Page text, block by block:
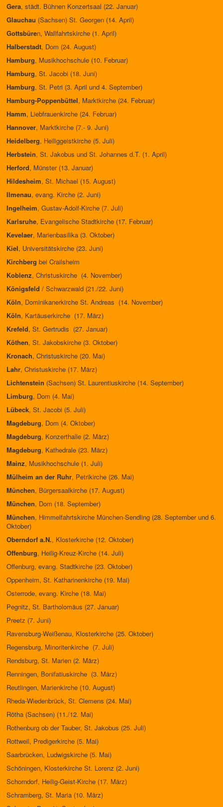
Gera, städt. Bühnen Konzertsaal (22. Januar)
Glauchau (Sachsen) St. Georgen (14. April)
Gottsbüren, Wallfahrtskirche (1. April)
Halberstadt, Dom (24. August)
Hamburg, Musikhochschule (10. Februar)
Hamburg, St. Jacobi (18. Juni)
Hamburg, St. Petri (3. April und 4. September)
Hamburg-Poppenbüttel, Marktkirche (24. Februar)
Hamm, Liebfrauenkirche (24. Februar)
Hannover, Marktkirche (7.- 9. Juni)
Heidelberg, Heiliggeistkirche (5. Juli)
Herbstein, St. Jakobus und St. Johannes d.T. (1. April)
Herford, Münster (13. Januar)
Hildesheim, St. Michael (15. August)
Ilmenau, evang. Kirche (2. Juni)
Ingelheim, Gustav-Adolf-Kirche (7. Juli)
Karlsruhe, Evangelische Stadtkirche (17. Februar)
Kevelaer, Marienbasilika (3. Oktober)
Kiel, Universitätskirche (23. Juni)
Kirchberg bei Crailsheim
Koblenz, Christuskirche (4. November)
Königsfeld / Schwarzwald (21./22. Juni)
Köln, Dominikanerkirche St. Andreas (14. November)
Köln, Kartäuserkirche (17. März)
Krefeld, St. Gertrudis (27. Januar)
Köthen, St. Jakobskirche (3. Oktober)
Kronach, Christuskirche (20. Mai)
Lahr, Christuskirche (17. März)
Lichtenstein (Sachsen) St. Laurentiuskirche (14. September)
Limburg, Dom (4. Mai)
Lübeck, St. Jacobi (5. Juli)
Magdeburg, Dom (4. Oktober)
Magdeburg, Konzerthalle (2. März)
Magdeburg, Kathedrale (23. März)
Mainz, Musikhochschule (1. Juli)
Mülheim an der Ruhr, Petrikirche (26. Mai)
München, Bürgersaalkirche (17. August)
München, Dom (18. September)
München, Himmelfahrtskirche München-Sendling (28. September und 6.
Oktober)
Oberndorf a.N., Klosterkirche (12. Oktober)
Offenburg, Heilig-Kreuz-Kirche (14. Juli)
Offenburg, evang. Stadtkirche (23. Oktober)
Oppenheim, St. Katharinenkirche (19. Mai)
Osterrode, evang. Kirche (18. Mai)
Pegnitz, St. Bartholomäus (27. Januar)
Preetz (7. Juni)
Ravensburg-Weißenau, Klosterkirche (25. Oktober)
Regensburg, Minoritenkirche (7. Juli)
Rendsburg, St. Marien (2. März)
Renningen, Bonifatiuskirche (3. März)
Reutlingen, Marienkirche (10. August)
Rheda-Wiedenbrück, St. Clemens (24. Mai)
Rötha (Sachsen) (11./12. Mai)
Rothenburg ob der Tauber, St. Jakobus (25. Juli)
Rottweil, Predigerkirche (5. Mai)
Saarbrücken, Ludwigskirche (5. Mai)
Schöningen, Klosterkirche St. Lorenz (2. Juni)
Schorndorf, Heilig-Geist-Kirche (17. März)
Schramberg, St. Maria (10. März)